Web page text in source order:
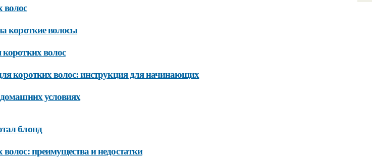
волос
короткие волосы
волос
коротких волос: инструкция для начинающих
условиях
блонд
преимущества и недостатки